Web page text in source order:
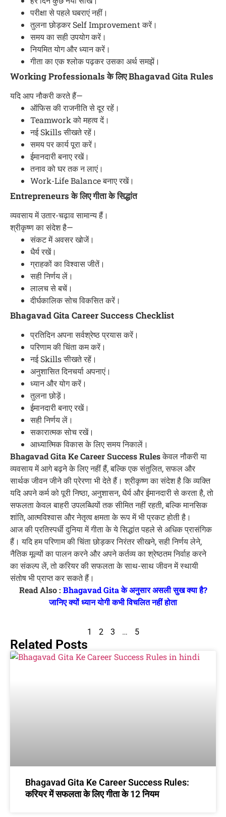
परीक्षा से पहले घबराएं नहीं।
तुलना छोड़कर Self Improvement करें।
समय का सही उपयोग करें।
नियमित योग और ध्यान करें।
गीता का एक श्लोक पढ़कर उसका अर्थ समझें।
Working Professionals के लिए Bhagavad Gita Rules
यदि आप नौकरी करते हैं—
ऑफिस की राजनीति से दूर रहें।
Teamwork को महत्व दें।
नई Skills सीखते रहें।
समय पर कार्य पूरा करें।
ईमानदारी बनाए रखें।
तनाव को घर तक न लाएं।
Work-Life Balance बनाए रखें।
Entrepreneurs के लिए गीता के सिद्धांत
व्यवसाय में उतार-चढ़ाव सामान्य हैं।
श्रीकृष्ण का संदेश है—
संकट में अवसर खोजें।
धैर्य रखें।
ग्राहकों का विश्वास जीतें।
सही निर्णय लें।
लालच से बचें।
दीर्घकालिक सोच विकसित करें।
Bhagavad Gita Career Success Checklist
प्रतिदिन अपना सर्वश्रेष्ठ प्रयास करें।
परिणाम की चिंता कम करें।
नई Skills सीखते रहें।
अनुशासित दिनचर्या अपनाएं।
ध्यान और योग करें।
तुलना छोड़ें।
ईमानदारी बनाए रखें।
सही निर्णय लें।
सकारात्मक सोच रखें।
आध्यात्मिक विकास के लिए समय निकालें।
Bhagavad Gita Ke Career Success Rulesकेवल नौकरी या
व्यवसाय में आगे बढ़ने के लिए नहीं हैं, बल्कि एक संतुलित, सफल और
सार्थक जीवन जीने की प्रेरणा भी देते हैं। श्रीकृष्ण का संदेश है कि व्यक्ति
यदि अपने कर्म को पूरी निष्ठा, अनुशासन, धैर्य और ईमानदारी से करता है, तो
सफलता केवल बाहरी उपलब्धियों तक सीमित नहीं रहती, बल्कि मानसिक
शांति, आत्मविश्वास और नेतृत्व क्षमता के रूप में भी प्रकट होती है।
आज की प्रतिस्पर्धी दुनिया में गीता के ये सिद्धांत पहले से अधिक प्रासंगिक
हैं। यदि हम परिणाम की चिंता छोड़कर निरंतर सीखने, सही निर्णय लेने,
नैतिक मूल्यों का पालन करने और अपने कर्तव्य का श्रेष्ठतम निर्वाह करने
का संकल्प लें, तो करियर की सफलता के साथ-साथ जीवन में स्थायी
संतोष भी प्राप्त कर सकते हैं।
Read Also : Bhagavad Gita के अनुसार असली सुख क्या है?
जानिए क्यों ध्यान योगी कभी विचलित नहीं होता
1 2 3 … 5
Related Posts
Bhagavad Gita Ke Career Success Rules:
करियर में सफलता के लिए गीता के 12 नियम